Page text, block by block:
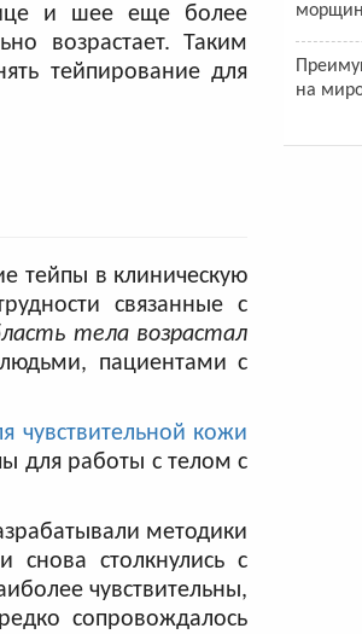
и шее еще более
возрастает. Таким
тейпирование для
тейпы в клиническую
связанные с
тела возрастал
пациентами с
чувствительной кожи
для работы с телом с
методики
снова столкнулись с
чувствительны,
сопровождалось
на